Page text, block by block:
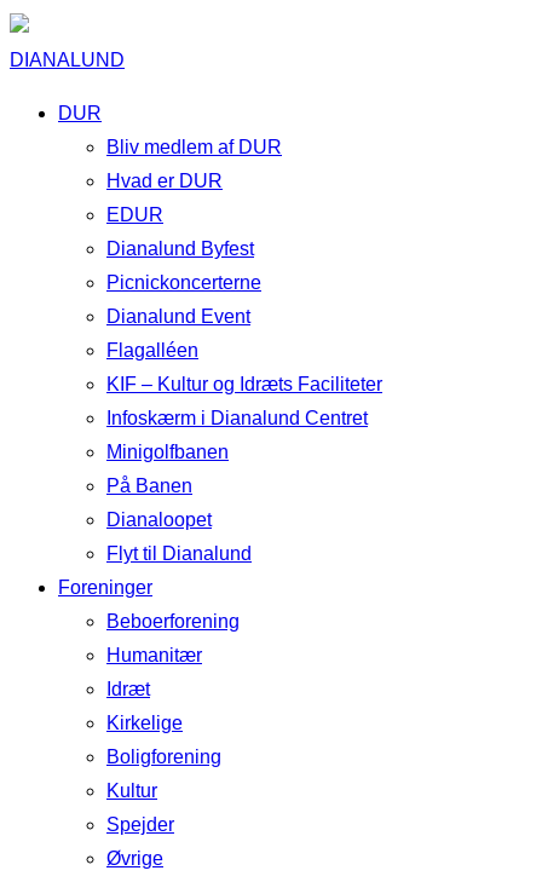
DIANALUND
DUR
Bliv medlem af DUR
Hvad er DUR
EDUR
Dianalund Byfest
Picnickoncerterne
Dianalund Event
Flagalléen
KIF – Kultur og Idræts Faciliteter
Infoskærm i Dianalund Centret
Minigolfbanen
På Banen
Dianaloopet
Flyt til Dianalund
Foreninger
Beboerforening
Humanitær
Idræt
Kirkelige
Boligforening
Kultur
Spejder
Øvrige